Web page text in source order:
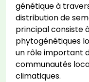
génétique à
distribution de
principal consiste
phytogénétiques
un rôle important
communautés
climatiques.